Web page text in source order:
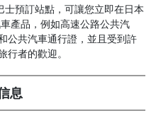
預訂站點，可讓您立即在日本
產品，例如高速公路公共汽
公共汽車通行證，並且受到許
者的歡迎。
息